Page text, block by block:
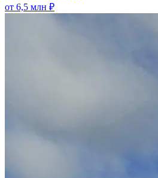
от 6,5 млн ₽